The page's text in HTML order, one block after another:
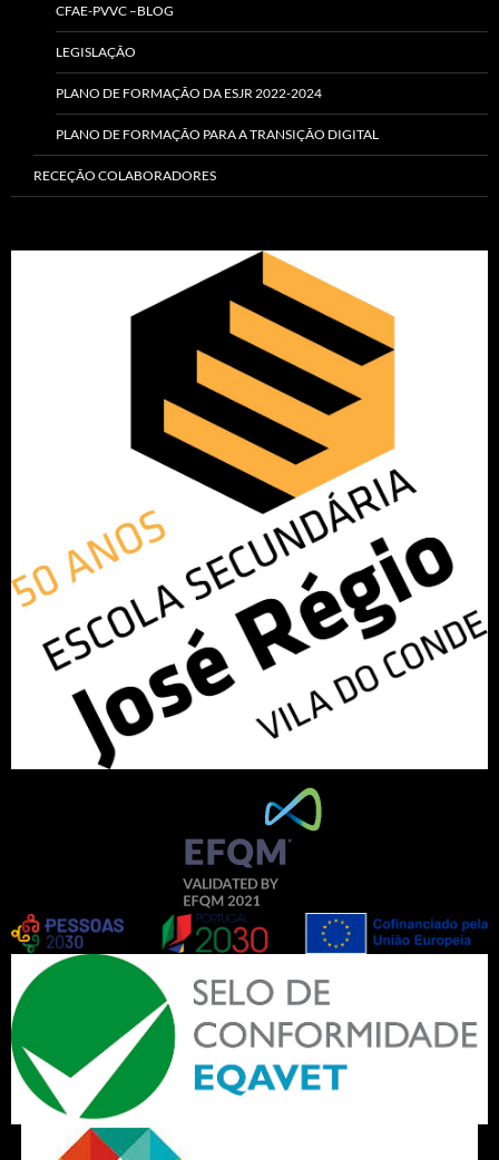
CFAE-PVVC –BLOG
LEGISLAÇÃO
PLANO DE FORMAÇÃO DA ESJR 2022-2024
PLANO DE FORMAÇÃO PARA A TRANSIÇÃO DIGITAL
RECEÇÃO COLABORADORES